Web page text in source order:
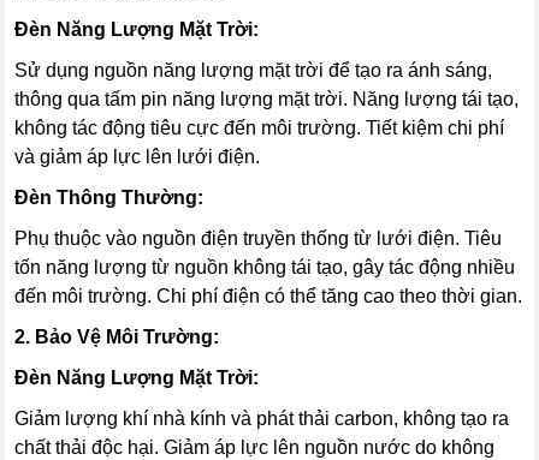
Đèn Năng Lượng Mặt Trời:
Sử dụng nguồn năng lượng mặt trời để tạo ra ánh sáng,
thông qua tấm pin năng lượng mặt trời. Năng lượng tái tạo,
không tác động tiêu cực đến môi trường. Tiết kiệm chi phí
và giảm áp lực lên lưới điện.
Đèn Thông Thường:
Phụ thuộc vào nguồn điện truyền thống từ lưới điện. Tiêu
tốn năng lượng từ nguồn không tái tạo, gây tác động nhiều
đến môi trường. Chi phí điện có thể tăng cao theo thời gian.
2. Bảo Vệ Môi Trường:
Đèn Năng Lượng Mặt Trời:
Giảm lượng khí nhà kính và phát thải carbon, không tạo ra
chất thải độc hại. Giảm áp lực lên nguồn nước do không